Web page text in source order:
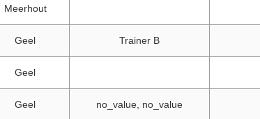
Meerhout
Geel Trainer B
Geel
Geel no_value, no_value